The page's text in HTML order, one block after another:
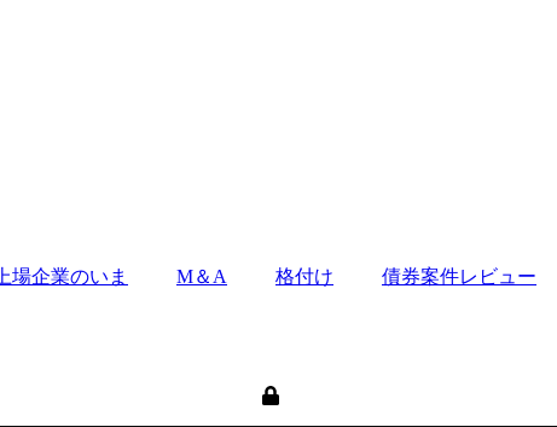
場企業のいま M＆A 格付け 債券案件レビュー